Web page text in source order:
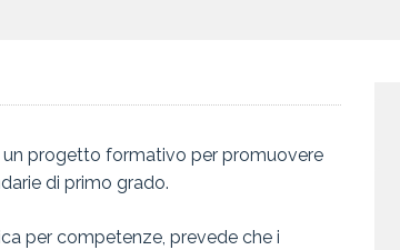
progetto formativo per promuovere
di primo grado.
per competenze, prevede che i